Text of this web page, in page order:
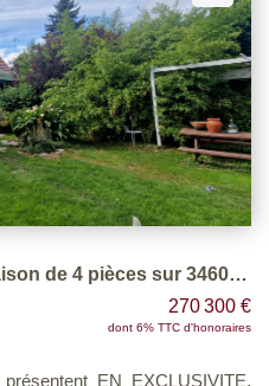
PROCHE MAINTENON - Maison de 4 pièces sur 3460 m²
270 300 €
dont 6% TTC d'honoraires